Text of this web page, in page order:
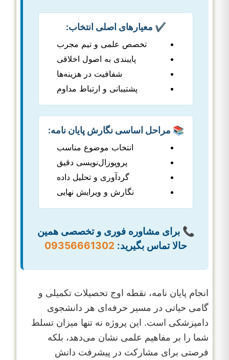
✔️ معیارهای اصلی انتخاب:
تخصص علمی و تیم مجرب
پایبندی به اصول اخلاقی
شفافیت در هزینه‌ها
پشتیبانی و ارتباط مداوم
📚 مراحل اساسی نگارش پایان نامه:
انتخاب موضوع مناسب
پروپوزال‌نویسی دقیق
گردآوری و تحلیل داده
نگارش و ویرایش نهایی
📞 برای مشاوره فوری و تخصصی همین
حالا تماس بگیرید: 09356661302
انجام پایان نامه، نقطه اوج تحصیلات تکمیلی و
گامی حیاتی در مسیر حرفه‌ای هر دانشجوی
دامپزشکی است. این پروژه نه تنها میزان تسلط
شما را بر مفاهیم علمی نشان می‌دهد، بلکه
فرصتی برای مشارکت در پیشرفت دانش